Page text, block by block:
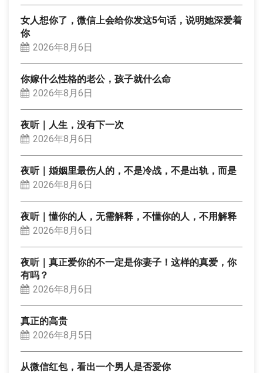
女人想你了，微信上会给你发这5句话，说明她深爱着
你
2026年8月6日
你嫁什么性格的老公，孩子就什么命
2026年8月6日
夜听｜人生，没有下一次
2026年8月6日
夜听｜婚姻里最伤人的，不是冷战，不是出轨，而是
2026年8月6日
夜听｜懂你的人，无需解释，不懂你的人，不用解释
2026年8月6日
夜听｜真正爱你的不一定是你妻子！这样的真爱，你
有吗？
2026年8月6日
真正的高贵
2026年8月5日
从微信红包，看出一个男人是否爱你